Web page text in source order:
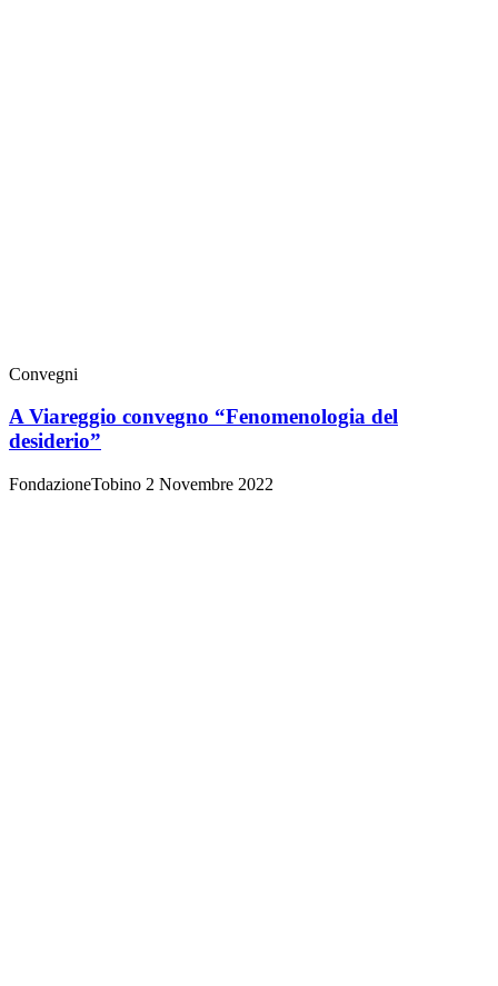
Convegni
A Viareggio convegno “Fenomenologia del
desiderio”
FondazioneTobino 2 Novembre 2022